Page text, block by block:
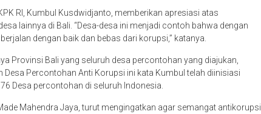
RI, Kumbul Kusdwidjanto, memberikan apresiasi atas
lainnya di Bali. “Desa-desa ini menjadi contoh bahwa dengan
dengan baik dan bebas dari korupsi,” katanya.
Provinsi Bali yang seluruh desa percontohan yang diajukan,
Percontohan Anti Korupsi ini kata Kumbul telah diinisiasi
Desa percontohan di seluruh Indonesia.
Mahendra Jaya, turut mengingatkan agar semangat antikorupsi